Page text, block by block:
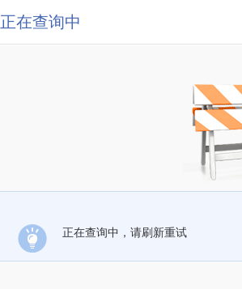
正在查询中
正在查询中，请刷新重试